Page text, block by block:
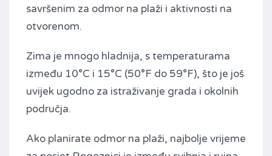
savršenim za odmor na plaži i aktivnosti na
otvorenom.
Zima je mnogo hladnija, s temperaturama
između 10°C i 15°C (50°F do 59°F), što je još
uvijek ugodno za istraživanje grada i okolnih
područja.
Ako planirate odmor na plaži, najbolje vrijeme